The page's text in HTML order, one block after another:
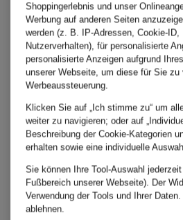
CORDOBA
Shoppingerlebnis und unser
Werbung auf anderen Seiten
werden (z. B. IP-Adressen, Cookie-
Nutzerverhalten), für personalisierte
personalisierte Anzeigen aufgrund
unserer Webseite, um diese für Sie
Werbeaussteuerung.
Klicken Sie auf „Ich stimme zu“ um
weiter zu navigieren; oder auf
Beschreibung der Cookie-Kategorien
erhalten sowie eine individuelle
Sie können Ihre Tool-Auswahl
Fußbereich unserer Webseite). Der
Verwendung der Tools und Ihrer Daten.
ablehnen.